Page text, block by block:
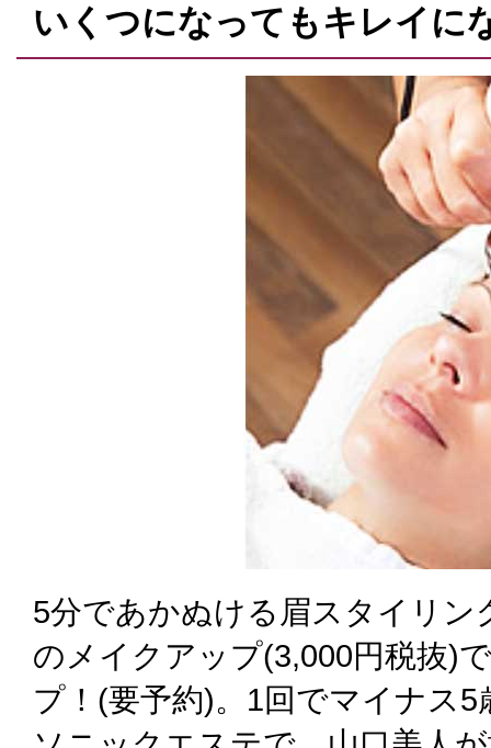
いくつになってもキレイに
5分であかぬける眉スタイリン
のメイクアップ(3,000円税抜)
プ！(要予約)。1回でマイナス